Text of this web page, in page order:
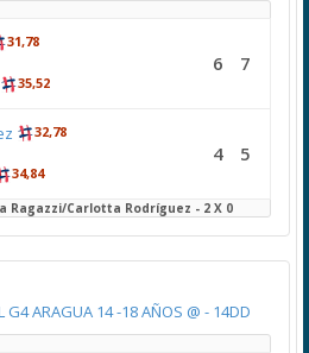
31,78
35,52
6 7
32,78
34,84
4 5
Ragazzi/Carlotta Rodríguez - 2 X 0
G4 ARAGUA 14 -18 AÑOS @ - 14DD